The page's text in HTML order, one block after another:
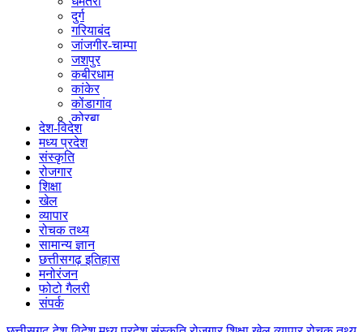
दुर्ग
गरियाबंद
जांजगीर-चाम्पा
जशपुर
कबीरधाम
कांकेर
कोंडागांव
कोरबा
कोरिया
महासमुंद
मुंगेली
नारायणपुर
सुकमा
सूरजपुर
सरगुजा
गौरेला पेंड्रा मरवाही
खैरागढ़-छुईखदान-गंडई
सारंगढ़-बिलाईगढ़
देश-विदेश
मध्य प्रदेश
संस्कृति
रोजगार
शिक्षा
खेल
व्यापार
रोचक तथ्य
सामान्य ज्ञान
छत्तीसगढ़ इतिहास
मनोरंजन
फोटो गैलरी
संपर्क